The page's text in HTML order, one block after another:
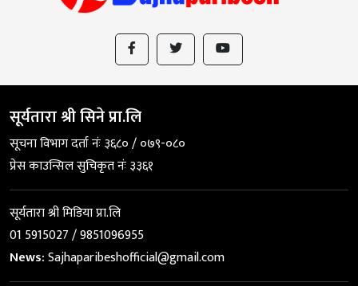
सूर्यतारा श्री सिने प्रा.लि
सूचना विभाग दर्ता नंः ३६८० / ०७९-०८०
प्रेस काउन्सिल सुचिकृत नंः ३३६१
सूर्यतारा श्री मिडिया प्रा.लि
01 5915027 / 9851096955
News:Sajhaparibeshofficial@gmail.com